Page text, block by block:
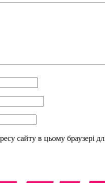
сайту в цьому браузері